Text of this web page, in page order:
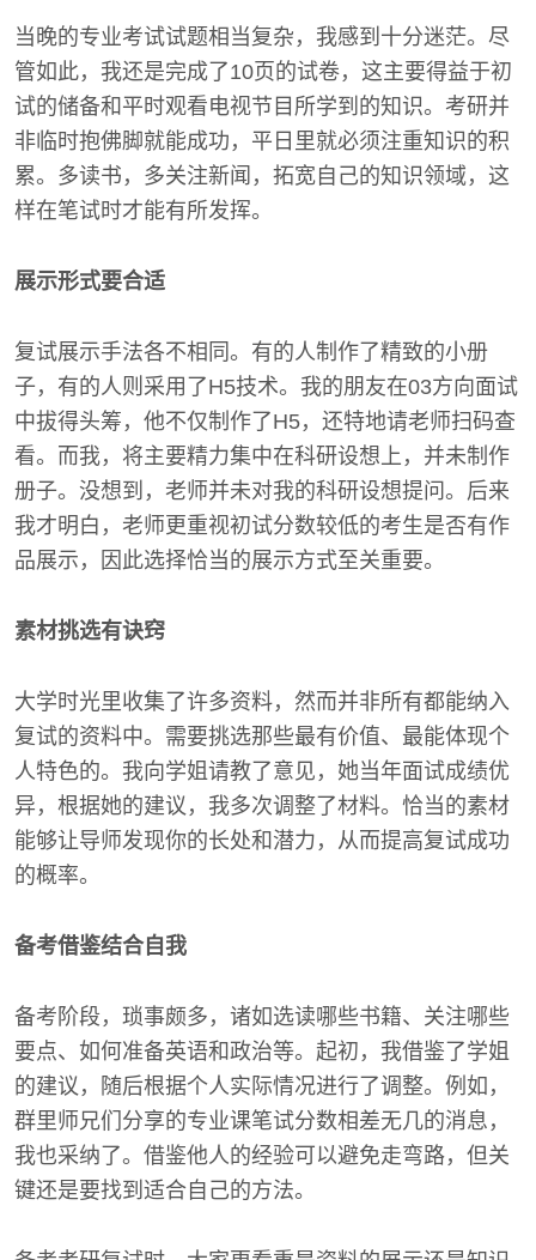
当晚的专业考试试题相当复杂，我感到十分迷茫。尽
管如此，我还是完成了10页的试卷，这主要得益于初
试的储备和平时观看电视节目所学到的知识。考研并
非临时抱佛脚就能成功，平日里就必须注重知识的积
累。多读书，多关注新闻，拓宽自己的知识领域，这
样在笔试时才能有所发挥。
展示形式要合适
复试展示手法各不相同。有的人制作了精致的小册
子，有的人则采用了H5技术。我的朋友在03方向面试
中拔得头筹，他不仅制作了H5，还特地请老师扫码查
看。而我，将主要精力集中在科研设想上，并未制作
册子。没想到，老师并未对我的科研设想提问。后来
我才明白，老师更重视初试分数较低的考生是否有作
品展示，因此选择恰当的展示方式至关重要。
素材挑选有诀窍
大学时光里收集了许多资料，然而并非所有都能纳入
复试的资料中。需要挑选那些最有价值、最能体现个
人特色的。我向学姐请教了意见，她当年面试成绩优
异，根据她的建议，我多次调整了材料。恰当的素材
能够让导师发现你的长处和潜力，从而提高复试成功
的概率。
备考借鉴结合自我
备考阶段，琐事颇多，诸如选读哪些书籍、关注哪些
要点、如何准备英语和政治等。起初，我借鉴了学姐
的建议，随后根据个人实际情况进行了调整。例如，
群里师兄们分享的专业课笔试分数相差无几的消息，
我也采纳了。借鉴他人的经验可以避免走弯路，但关
键还是要找到适合自己的方法。